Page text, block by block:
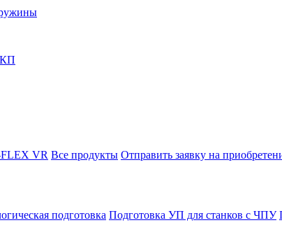
VR Все продукты Отправить заявку на
подготовка Подготовка УП для станков с ЧПУ